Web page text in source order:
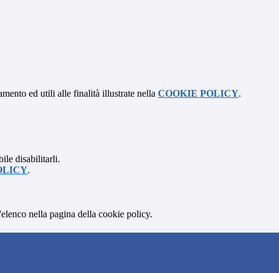
ed utili alle finalità illustrate nella COOKIE POLICY.
disabilitarli.
.
nella pagina della cookie policy.